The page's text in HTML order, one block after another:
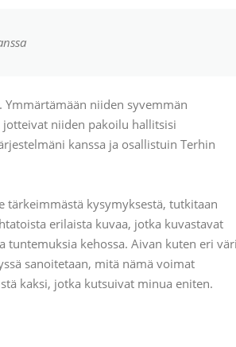
niiden syvemmän
niiden pakoilu hallitsisi
kanssa ja osallistuin Terhin
tärkeimmästä kysymyksestä, tutkitaan
erilaista kuvaa, jotka kuvastavat
tuntemuksia kehossa. Aivan kuten eri
sanoitetaan, mitä nämä voimat
kaksi, jotka kutsuivat minua eniten.